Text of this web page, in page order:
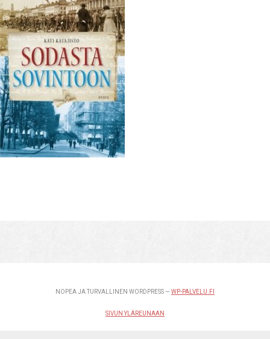
NOPEA JA TURVALLINEN WORDPRESS — WP-PALVELU.FI
SIVUN YLÄREUNAAN